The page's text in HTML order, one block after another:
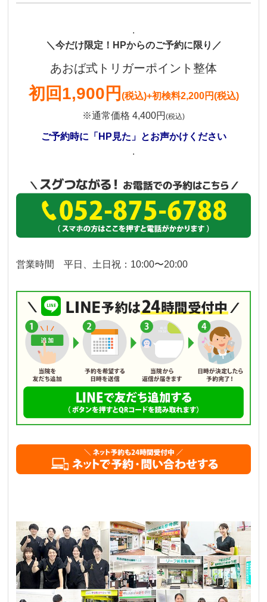
.
＼今だけ限定！HPからのご予約に限り／
あおば式トリガーポイント整体
初回1,900円 (税込)+初検料2,200円(税込)
※通常価格 4,400円 (税込)
ご予約時に「HP見た」とお声かけください
.
営業時間 平日、土日祝：10:00〜20:00